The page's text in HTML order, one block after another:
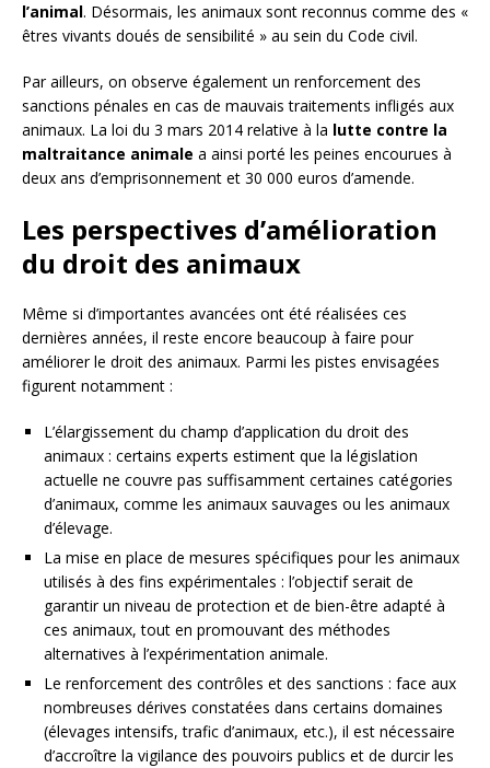
l’animal. Désormais, les animaux sont reconnus comme des «
êtres vivants doués de sensibilité » au sein du Code civil.
Par ailleurs, on observe également un renforcement des
sanctions pénales en cas de mauvais traitements infligés aux
animaux. La loi du 3 mars 2014 relative à la lutte contre la
maltraitance animale a ainsi porté les peines encourues à
deux ans d’emprisonnement et 30 000 euros d’amende.
Les perspectives d’amélioration
du droit des animaux
Même si d’importantes avancées ont été réalisées ces
dernières années, il reste encore beaucoup à faire pour
améliorer le droit des animaux. Parmi les pistes envisagées
figurent notamment :
L’élargissement du champ d’application du droit des
animaux : certains experts estiment que la législation
actuelle ne couvre pas suffisamment certaines catégories
d’animaux, comme les animaux sauvages ou les animaux
d’élevage.
La mise en place de mesures spécifiques pour les animaux
utilisés à des fins expérimentales : l’objectif serait de
garantir un niveau de protection et de bien-être adapté à
ces animaux, tout en promouvant des méthodes
alternatives à l’expérimentation animale.
Le renforcement des contrôles et des sanctions : face aux
nombreuses dérives constatées dans certains domaines
(élevages intensifs, trafic d’animaux, etc.), il est nécessaire
d’accroître la vigilance des pouvoirs publics et de durcir les